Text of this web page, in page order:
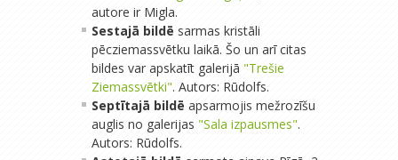
autore ir Migla.
Sestajā bildē sarmas kristāli
pēcziemassvētku laikā. Šo un arī citas
bildes var apskatīt galerijā "Trešie
Ziemassvētki". Autors: Rūdolfs.
Septītajā bildē apsarmojis mežrozīšu
auglis no galerijas "Sala izpausmes".
Autors: Rūdolfs.